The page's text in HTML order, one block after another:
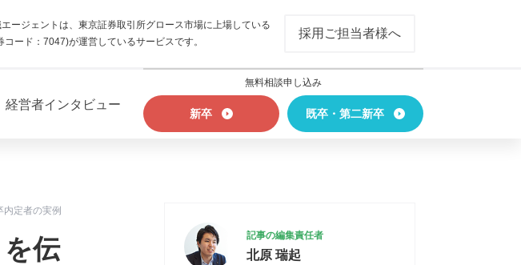
ージェントは、東京証券取引所グロース市場に上場している
ード：7047)が運営しているサービスです。
採用ご担当者様へ
経営者インタビュー
無料相談申し込み
新卒 既卒・第二新卒
定者の実例
伝
記事の編集責任者
北原 瑞起